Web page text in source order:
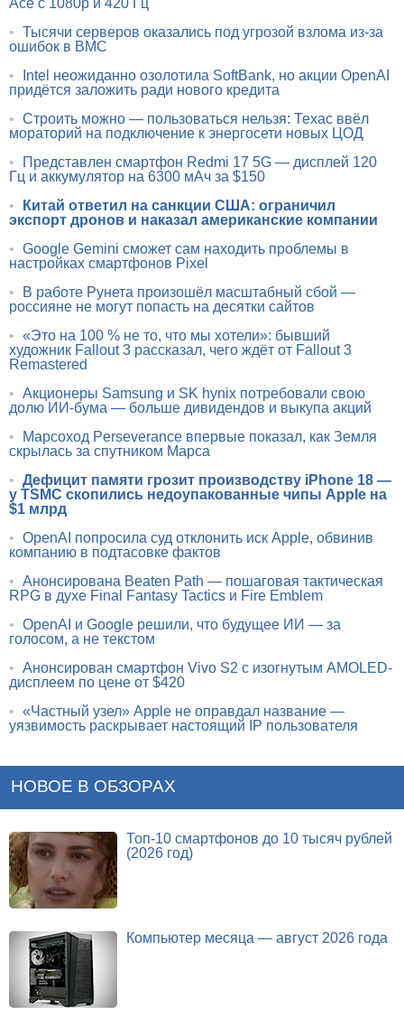
Ace с 1080p и 420 Гц
• Тысячи серверов оказались под угрозой взлома из-за
ошибок в BMC
•
Intel неожиданно озолотила SoftBank, но акции OpenAI
придётся заложить ради нового кредита
• Строить можно — пользоваться нельзя: Техас ввёл
мораторий на подключение к энергосети новых ЦОД
•
Представлен смартфон Redmi 17 5G — дисплей 120
Гц и аккумулятор на 6300 мАч за $150
•
Китай ответил на санкции США: ограничил
экспорт дронов и наказал американские компании
• Google Gemini сможет сам находить проблемы в
настройках смартфонов Pixel
•
В работе Рунета произошёл масштабный сбой —
россияне не могут попасть на десятки сайтов
• «Это на 100 % не то, что мы хотели»: бывший
художник Fallout 3 рассказал, чего ждёт от Fallout 3
Remastered
• Акционеры Samsung и SK hynix потребовали свою
долю ИИ-бума — больше дивидендов и выкупа акций
•
Марсоход Perseverance впервые показал, как Земля
скрылась за спутником Марса
• Дефицит памяти грозит производству iPhone 18 —
у TSMC скопились недоупакованные чипы Apple на
$1 млрд
• OpenAI попросила суд отклонить иск Apple, обвинив
компанию в подтасовке фактов
• Анонсирована Beaten Path — пошаговая тактическая
RPG в духе Final Fantasy Tactics и Fire Emblem
• OpenAI и Google решили, что будущее ИИ — за
голосом, а не текстом
• Анонсирован смартфон Vivo S2 с изогнутым AMOLED-
дисплеем по цене от $420
• «Частный узел» Apple не оправдал название —
уязвимость раскрывает настоящий IP пользователя
НОВОЕ В ОБЗОРАХ
Топ-10 смартфонов до 10 тысяч рублей
(2026 год)
Компьютер месяца — август 2026 года